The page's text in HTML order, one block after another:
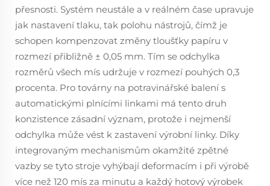
přesnosti. Systém neustále a v reálném čase upravuje
jak nastavení tlaku, tak polohu nástrojů, čímž je
schopen kompenzovat změny tloušťky papíru v
rozmezí přibližně ± 0,05 mm. Tím se odchylka
rozměrů všech mís udržuje v rozmezí pouhých 0,3
procenta. Pro továrny na potravinářské balení s
automatickými plnícími linkami má tento druh
konzistence zásadní význam, protože i nejmenší
odchylka může vést k zastavení výrobní linky. Díky
integrovaným mechanismům okamžité zpětné
vazby se tyto stroje vyhýbají deformacím i při výrobě
více než 120 mís za minutu a každý hotový výrobek